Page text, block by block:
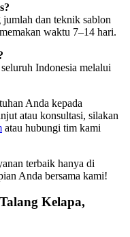
dan teknik sablon
waktu 7–14 hari.
Indonesia melalui
Anda kepada
atau konsultasi, silakan
atau hubungi tim kami
terbaik hanya di
Anda bersama kami!
Kelapa,